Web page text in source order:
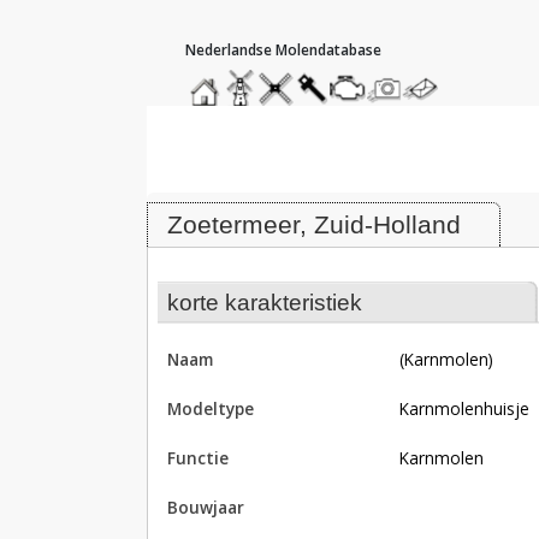
hoofdmenu
homemolendatabase
roedendatabase
assendatabase
motorendatabase
stuur
een
stuur
een
Zoetermeer, Zuid-Holland
korte karakteristiek
naam (karnmolen)
modeltype karnmolenhuisje
functie karnmolen
bouwjaar